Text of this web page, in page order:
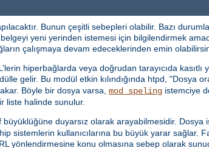
Bunun çeşitli sebepleri olabilir. Bazı
yeni yerinden istemesi için bilgilendirmek
çalışmaya devam edeceklerinden emin
hiperbağlarda veya doğrudan tarayıcıda kasıtlı
gelir. Bu modül etkin kılındığında htpd, "Dosya
Böyle bir dosya varsa, mod_speling istemciye
liste halinde sunulur.
duyarsız olarak arayabilmesidir.
sistemlerin kullanıcılarına bu büyük yarar sağlar.
yönlendirmesine konu olmasına sebep olarak